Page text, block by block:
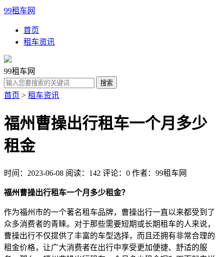
99租车网
首页
租车资讯
99租车网
首页 > 租车资讯
福州曹操出行租车一个月多少
租金
时间：2023-06-08 阅读：142 评论：0 作者：99租车网
福州曹操出行租车一个月多少租金？
作为福州市的一个著名租车品牌，曹操出行一直以来都受到了
众多消费者的青睐。对于那些需要短期或长期租车的人来说，
曹操出行不仅提供了丰富的车型选择，而且还拥有非常合理的
租金价格，让广大消费者在出行中享受更加便捷、舒适的服